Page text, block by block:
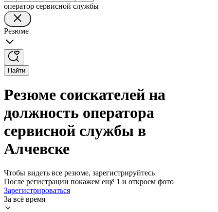
оператор сервисной службы
Резюме
Найти
Резюме соискателей на
должность оператора
сервисной службы в
Алчевске
Чтобы видеть все резюме, зарегистрируйтесь
После регистрации покажем ещё 1 и откроем фото
Зарегистрироваться
За всё время